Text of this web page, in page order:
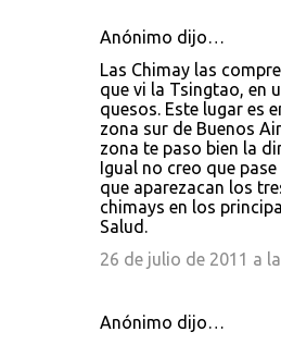
Anónimo dijo…
Las Chimay las
que vi la Tsingtao, en
quesos. Este lugar es
zona sur de Buenos
zona te paso bien la
Igual no creo que
que aparezacan los
chimays en los
Salud.
26 de julio de 2011 a
Anónimo dijo…